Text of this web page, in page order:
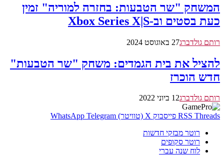
המשחק "שר הטבעות: בחזרה למוריה" זמין
כעת בסטים וב-Xbox Series X|S
רותם גולדברג27 באוגוסט 2024
להציל את בית הגמדים: משחק "שר הטבעות"
חדש הוכרז
רותם גולדברג12 ביוני 2022
RSS Threads פייסבוק X (טוויטר) WhatsApp Telegram
רוטר מבזקי חדשות
רוטר סקופים
לוח שנה עברי